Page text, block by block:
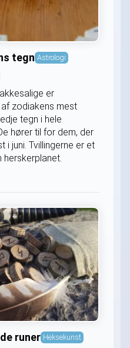
tegn Astrologi
er
zodiakens mest
tegn i hele
hører til for dem, der
juni. Tvillingerne er et
herskerplanet.
runer Heksekunst